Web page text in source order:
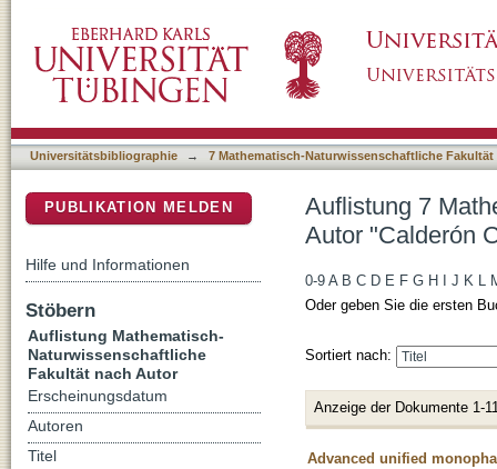
Universitätsbibliographie → 7 Mathematisch-Naturwissenschaftliche Fakultät
Auflistung 7
Autor "Calderón
0-9 A B C D E F G H J K L
Oder geben Sie die ersten
Sortiert nach:
Anzeige der Dokumente 1-
Advanced unified
PUBLIKATION MELDEN
Hilfe und Informationen
Stöbern
Auflistung Mathematisch-
Naturwissenschaftliche
Fakultät nach Autor
Erscheinungsdatum
Autoren
Titel